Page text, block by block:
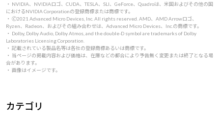
・ NVIDIA、NVIDIAロゴ、CUDA、TESLA、SLI、GeForce、Quadroは、米国およびその他の国
におけるNVIDIA Corporationの登録商標または商標です。
・ 🄫2021 Advanced Micro Devices, Inc. All rights reserved. AMD、AMD Arrowロゴ、
Ryzen、Radeon、およびその組み合わせは、Advanced Micro Devices、Inc.の商標です。
・ Dolby, Dolby Audio, Dolby Atmos, and the double-D symbol are trademarks of Dolby
Laboratories Licensing Corporation.
・ 記載されている製品名等は各社の登録商標あるいは商標です。
・ 当ページの掲載内容および価格は、在庫などの都合により予告無く変更または終了となる場
合があります。
・ 画像はイメージです。
カテゴリ